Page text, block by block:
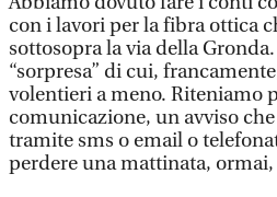
con i lavori per la fibra ottica
sottosopra la via della
“sorpresa” di cui,
volentieri a meno. Riteniamo
comunicazione, un avviso
tramite sms o email o
perdere una mattinata, ormai,